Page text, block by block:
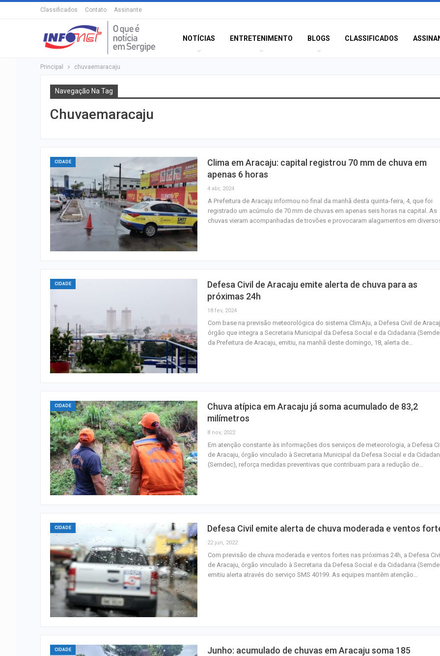
Classificados Contato Assinante
NOTÍCIAS ENTRETENIMENTO BLOGS CLASSIFICADOS
Principal chuvaemaracaju
Navegação Na Tag
Chuvaemaracaju
CIDADE
Clima em Aracaju: capital registrou 70 mm de chuva em
apenas 6 horas
4 abr, 2024
A Prefeitura de Aracaju informou no final da manhã desta quinta-feira, 4, que foi
registrado um acúmulo de 70 mm de chuvas em apenas seis horas na capital. As
chuvas vieram acompanhadas de trovões e provocaram alagamentos em
CIDADE
Defesa Civil de Aracaju emite alerta de chuva para as
próximas 24h
18 fev, 2024
Com base na previsão meteorológica do sistema ClimAju, a Defesa Civil de
órgão que integra a Secretaria Municipal da Defesa Social e da Cidadania
da Prefeitura de Aracaju, emitiu, na manhã deste domingo, 18, alerta de…
CIDADE
Chuva atípica em Aracaju já soma acumulado de 83,2
milímetros
8 nov, 2022
Em atenção constante às informações dos serviços de meteorologia, a Defesa
de Aracaju, órgão vinculado à Secretaria Municipal da Defesa Social e da
(Semdec), reforça medidas preventivas que contribuam para a redução de…
CIDADE Defesa Civil emite alerta de chuva moderada e ventos
22 jun, 2022
Com previsão de chuva moderada e ventos fortes nas próximas 24h, a Defesa
de Aracaju, órgão vinculado à Secretaria da Defesa Social e da Cidadania
emitiu alerta através do serviço SMS 40199. As equipes mantêm atenção…
CIDADE
Junho: acumulado de chuvas em Aracaju soma 185
A Fabulosa
Tempo
Homem Aranha:
Dia